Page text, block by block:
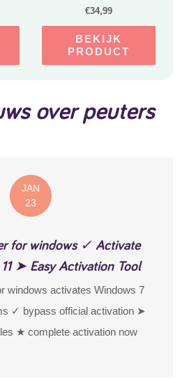
€34,99
BEKIJK
PRODUCT
over peuters
JAN
23
for windows ✓ Activate
➤ Easy Activation Tool
windows activates Windows 7
✓ bypass official activation ➤
★ complete activation now